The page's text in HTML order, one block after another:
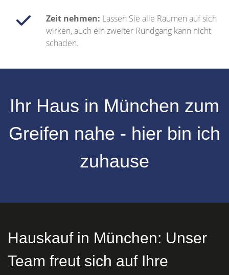
Zeit nehmen: Lassen Sie alle Räumen auf sich
wirken, auch ein zweiter Rundgang kann nicht
schaden.
Ihr Haus in München zum
Greifen nahe - hier bin ich
zuhause
Hauskauf in München: Unser
Team freut sich auf Ihre